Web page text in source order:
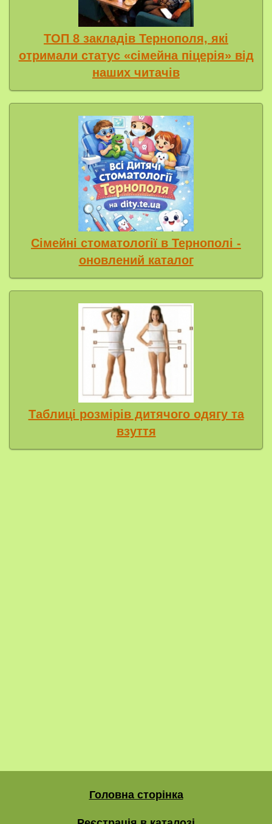
ТОП 8 закладів Тернополя, які
отримали статус «сімейна піцерія» від
наших читачів
Сімейні стоматології в Тернополі -
оновлений каталог
Таблиці розмірів дитячого одягу та
взуття
Головна сторінка